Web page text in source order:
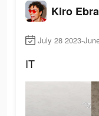
Kiro Ebra
July 28 2023-
IT